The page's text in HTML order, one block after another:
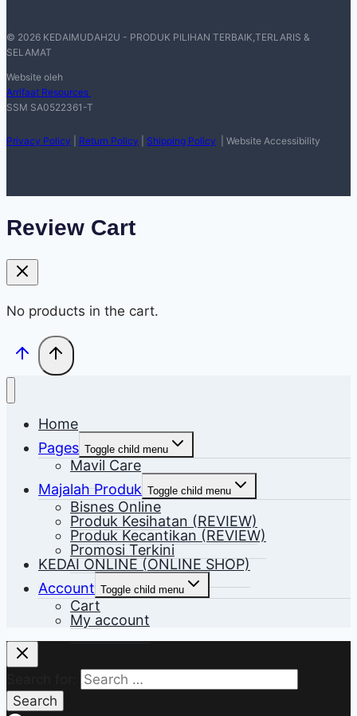
© 2026 KEDAIMUDAH2U - PRODUK PILIHAN TERBAIK,TERLARIS &
SELAMAT
Website oleh
Arrifaat Resources
SSM SA0522361-T
Privacy Policy Return Policy Shipping Policy | Website Accessibility
Review Cart
No products in the cart.
Home
Pages Toggle child menu
Mavil Care
Majalah Produk Toggle child menu
Bisnes Online
Produk Kesihatan (REVIEW)
Produk Kecantikan (REVIEW)
Promosi Terkini
KEDAI ONLINE (ONLINE SHOP)
Account Toggle child menu
Cart
My account